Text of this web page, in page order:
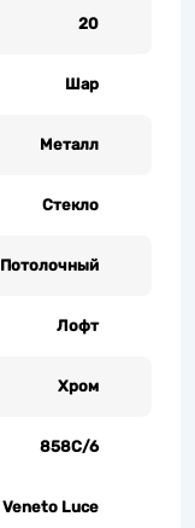
20
Шар
Металл
Стекло
Потолочный
Лофт
Хром
858C/6
Veneto Luce